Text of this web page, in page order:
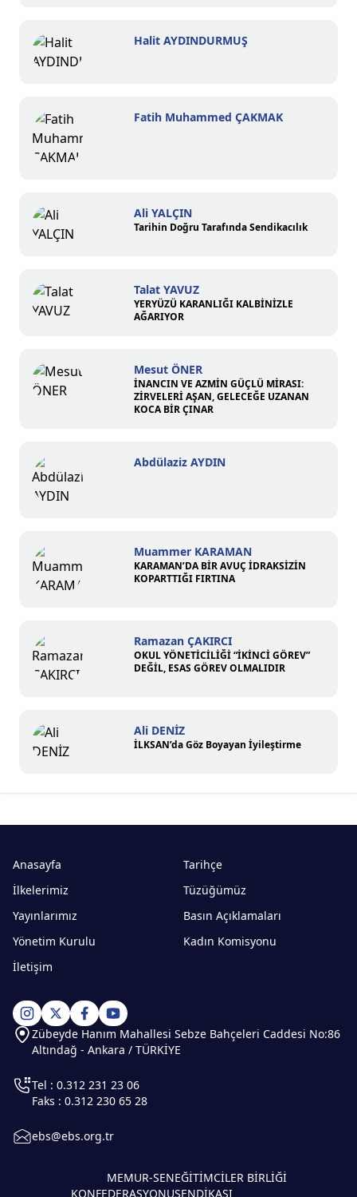
Halit AYDINDURMUŞ
Fatih Muhammed ÇAKMAK
Ali YALÇIN
Tarihin Doğru Tarafında Sendikacılık
Talat YAVUZ
YERYÜZÜ KARANLIĞI KALBİNİZLE
AĞARIYOR
Mesut ÖNER
İNANCIN VE AZMİN GÜÇLÜ MİRASI:
ZİRVELERİ AŞAN, GELECEĞE UZANAN
KOCA BİR ÇINAR
Abdülaziz AYDIN
Muammer KARAMAN
KARAMAN’DA BİR AVUÇ İDRAKSİZİN
KOPARTTIĞI FIRTINA
Ramazan ÇAKIRCI
OKUL YÖNETİCİLİĞİ “İKİNCİ GÖREV”
DEĞİL, ESAS GÖREV OLMALIDIR
Ali DENİZ
İLKSAN’da Göz Boyayan İyileştirme
Anasayfa
Tarihçe
İlkelerimiz
Tüzüğümüz
Yayınlarımız
Basın Açıklamaları
Yönetim Kurulu
Kadın Komisyonu
İletişim
MEMUR-SEN
KONFEDERASYONU
EĞİTİMCİLER BİRLİĞİ
SENDİKASI
Zübeyde Hanım Mahallesi Sebze Bahçeleri Caddesi No:86
Altındağ - Ankara / TÜRKİYE
Tel : 0.312 231 23 06
Faks : 0.312 230 65 28
ebs@ebs.org.tr